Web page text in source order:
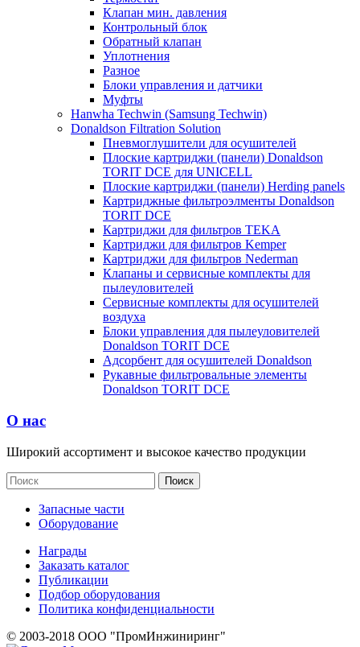
Клапан мин. давления
Контрольный блок
Обратный клапан
Уплотнения
Разное
Блоки управления и датчики
Муфты
Hanwha Techwin (Samsung Techwin)
Donaldson Filtration Solution
Пневмоглушители для осушителей
Плоские картриджи (панели) Donaldson
TORIT DCE для UNICELL
Плоские картриджи (панели) Herding panels
Картриджные фильтроэлменты Donaldson
TORIT DCE
Картриджи для фильтров TEKA
Картриджи для фильтров Kemper
Картриджи для фильтров Nederman
Клапаны и сервисные комплекты для
пылеуловителей
Сервисные комплекты для осушителей
воздуха
Блоки управления для пылеуловителей
Donaldson TORIT DCE
Адсорбент для осушителей Donaldson
Рукавные фильтровальные элементы
Donaldson TORIT DCE
О нас
Широкий ассортимент и высокое качество продукции
Запасные части
Оборудование
Награды
Заказать каталог
Публикации
Подбор оборудования
Политика конфиденциальности
© 2003-2018 ООО "ПромИнжиниринг"